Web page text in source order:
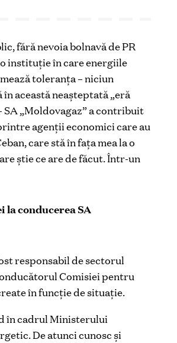
fără nevoia bolnavă de PR
instituție în care energiile
toleranța – niciun
această neașteptată „eră
SA „Moldovagaz” a contribuit
agenții economici care au
care stă în fața mea la o
știe ce are de făcut. Într-un
conducerea SA
responsabil de sectorul
Comisiei pentru
în funcție de situație.
în cadrul Ministerului
De atunci cunosc și